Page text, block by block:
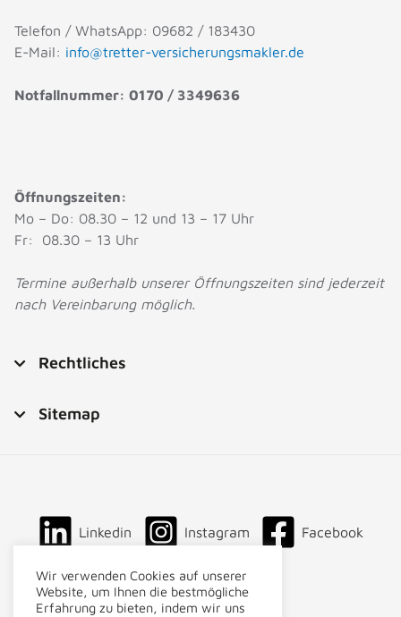
Telefon / WhatsApp: 09682 / 183430
E-Mail: info@tretter-versicherungsmakler.de
Notfallnummer: 0170 / 3349636
Öffnungszeiten:
Mo – Do: 08.30 – 12 und 13 – 17 Uhr
Fr: 08.30 – 13 Uhr
Termine außerhalb unserer Öffnungszeiten sind jederzeit
nach Vereinbarung möglich.
Rechtliches
Sitemap
Linkedin Instagram Facebook
Wir verwenden Cookies auf unserer
Website, um Ihnen die bestmögliche
Erfahrung zu bieten, indem wir uns